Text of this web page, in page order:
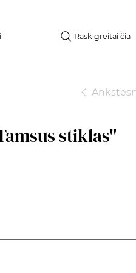
Rask greitai čia
stiklas"